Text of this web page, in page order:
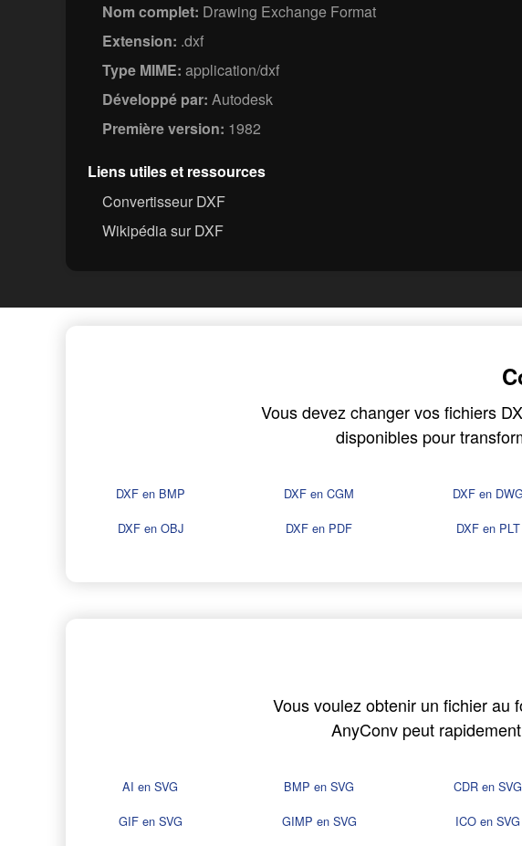
Nom complet: Drawing Exchange Format
Extension: .dxf
Type MIME: application/dxf
Développé par: Autodesk
Première version: 1982
Liens utiles et ressources
Convertisseur DXF
Wikipédia sur DXF
Vous devez changer vos fichiers
disponibles pour
DXF en BMP DXF en CGM DXF en DWG
DXF en OBJ
DXF en PDF DXF en PLT
Vous voulez obtenir un fichier au
AnyConv peut
AI en SVG BMP en SVG CDR en SVG
GIF en SVG
GIMP en SVG ICO en SVG